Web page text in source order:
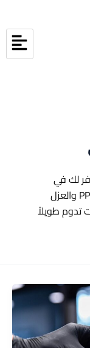
لك في
طويق برو حلولاً متكاملة تشمل أفلام PPF والعزل
تدوم طويلاً